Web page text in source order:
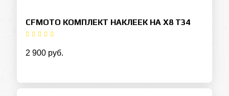
CFMOTO КОМПЛЕКТ НАКЛЕЕК НА X8 T34
2 900 руб.